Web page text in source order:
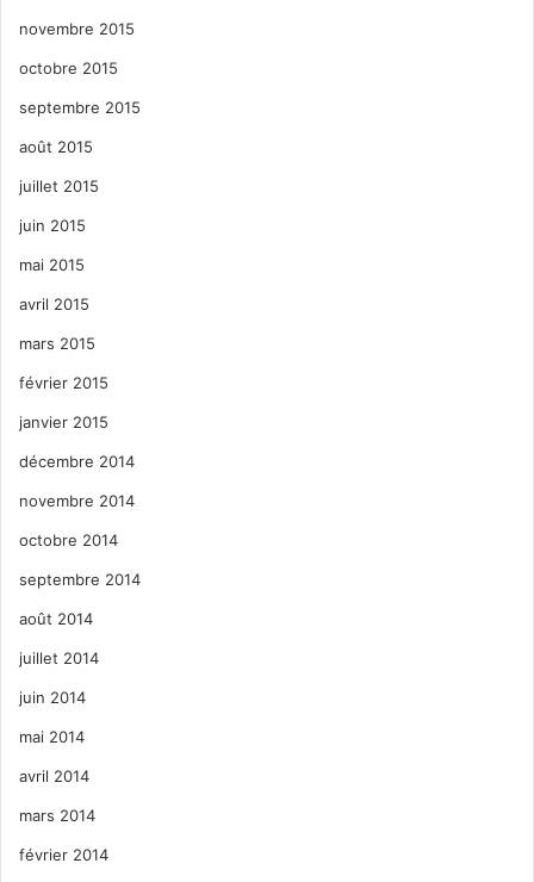
novembre 2015
octobre 2015
septembre 2015
août 2015
juillet 2015
juin 2015
mai 2015
avril 2015
mars 2015
février 2015
janvier 2015
décembre 2014
novembre 2014
octobre 2014
septembre 2014
août 2014
juillet 2014
juin 2014
mai 2014
avril 2014
mars 2014
février 2014